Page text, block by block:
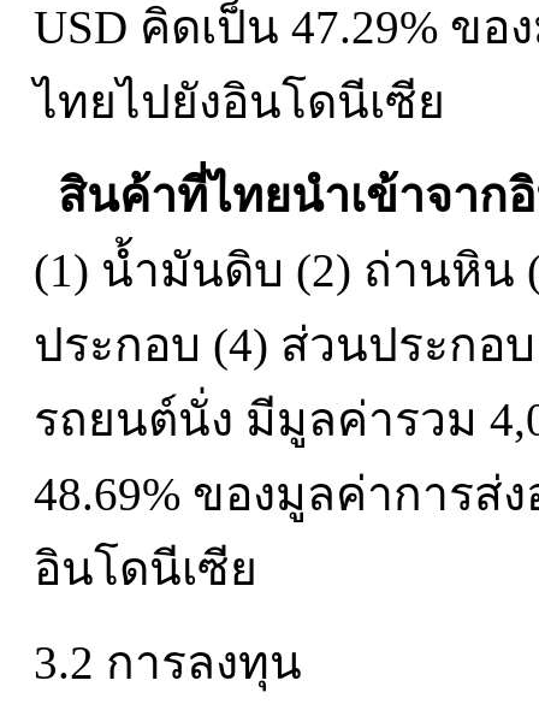
USD คิดเป็น 47.29% ข
ไทยไปยังอินโดนีเซีย
สินค้าที่ไทยนำเข้าจาก
(1) น้ำมันดิบ (2) ถ่านหิน
ประกอบ (4) ส่วนประก
รถยนต์นั่ง มีมูลค่ารวม
48.69% ของมูลค่าการส่
อินโดนีเซีย
3.2 การลงทุน